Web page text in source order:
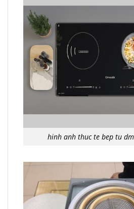
hinh anh thuc te bep tu